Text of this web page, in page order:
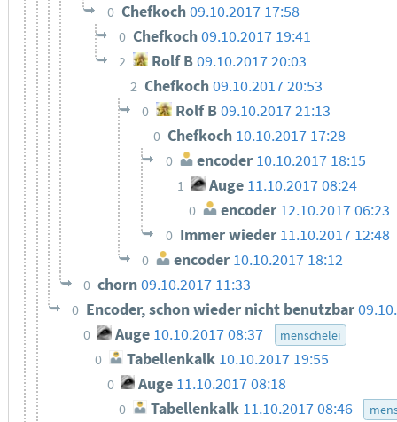
0 Chefkoch09.10.2017 17:58
0 Chefkoch09.10.2017 19:41
2 Rolf B09.10.2017 20:03
2 Chefkoch09.10.2017 20:53
0 Rolf B09.10.2017 21:13
0 Chefkoch 10.10.2017 17:28
0 encoder 10.10.2017 18:15
1 Auge 11.10.2017 08:24
0 encoder 12.10.2017 06:23
0 Immer wieder 11.10.2017 12:48
0 encoder 10.10.2017 18:12
0 chorn09.10.2017 11:33
0 Encoder, schon wieder nicht benutzbar
0 Auge 10.10.2017 08:37 menschelei
0 Tabellenkalk 10.10.2017 19:55
0 Auge 11.10.2017 08:18
0 Tabellenkalk 11.10.2017 08:46